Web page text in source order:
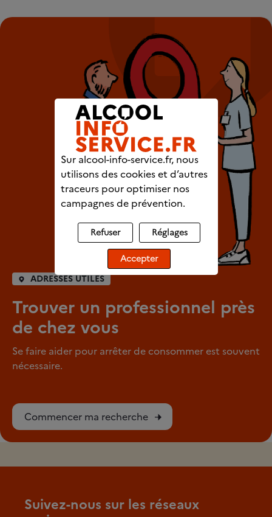
ADRESSES UTILES
Trouver un professionnel près
de chez vous
Se faire aider pour arrêter de consommer est souvent
nécessaire.
Commencer ma recherche
Suivez-nous sur les réseaux
Sur alcool-info-service.fr, nous
utilisons des cookies et d’autres
traceurs pour optimiser nos
campagnes de prévention.
Refuser Réglages
Accepter